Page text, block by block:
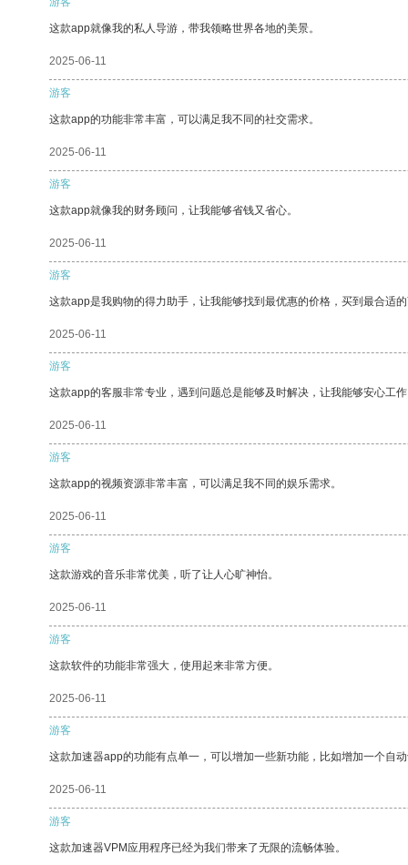
这款app就像我的私人导游，带我领略世界各地的美景。
2025-06-11
游客
这款app的功能非常丰富，可以满足我不同的社交需求。
2025-06-11
游客
这款app就像我的财务顾问，让我能够省钱又省心。
2025-06-11
游客
这款app是我购物的得力助手，让我能够找到最优惠的价格，买到最合适的
2025-06-11
游客
这款app的客服非常专业，遇到问题总是能够及时解决，让我能够安心工作
2025-06-11
游客
这款app的视频资源非常丰富，可以满足我不同的娱乐需求。
2025-06-11
游客
这款游戏的音乐非常优美，听了让人心旷神怡。
2025-06-11
游客
这款软件的功能非常强大，使用起来非常方便。
2025-06-11
游客
这款加速器app的功能有点单一，可以增加一些新功能，比如增加一个自动
2025-06-11
游客
这款加速器VPM应用程序已经为我们带来了无限的流畅体验。